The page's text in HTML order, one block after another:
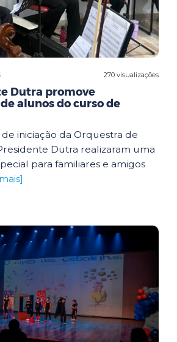
270 visualizações
Dutra promove
alunos do curso de
iniciação da Orquestra de
Dutra realizaram uma
para familiares e amigos